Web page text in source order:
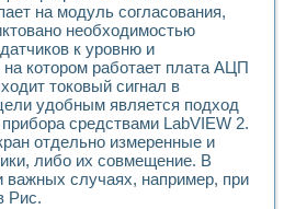
на модуль согласования,
необходимостью
к уровню и
котором работает плата АЦП
токовый сигнал в
удобным является подход
средствами LabVIEW 2.
отдельно измеренные и
либо их совмещение. В
важных случаях, например, при
Рис.